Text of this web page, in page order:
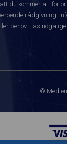
du kommer att
rådgivning.
behov. Läs noga
© Med